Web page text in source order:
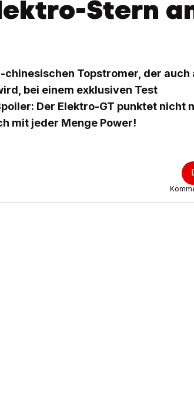
Stern
Topstromer, der auch
bei einem exklusiven Test
Der Elektro-GT punktet nicht
mit jeder Menge Power!